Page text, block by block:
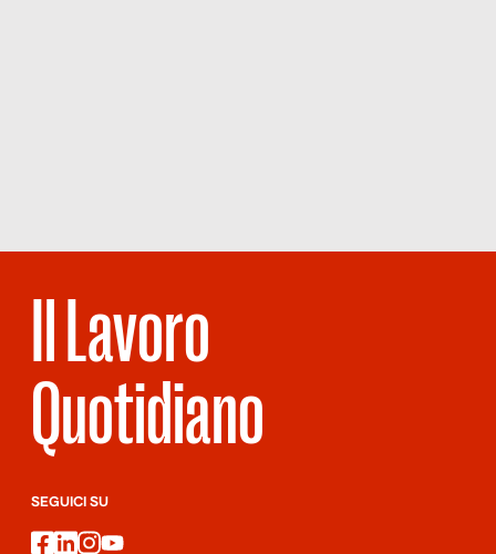
Il Lavoro
Quotidiano
SEGUICI SU
facebook
linkedin
instagram
youtube